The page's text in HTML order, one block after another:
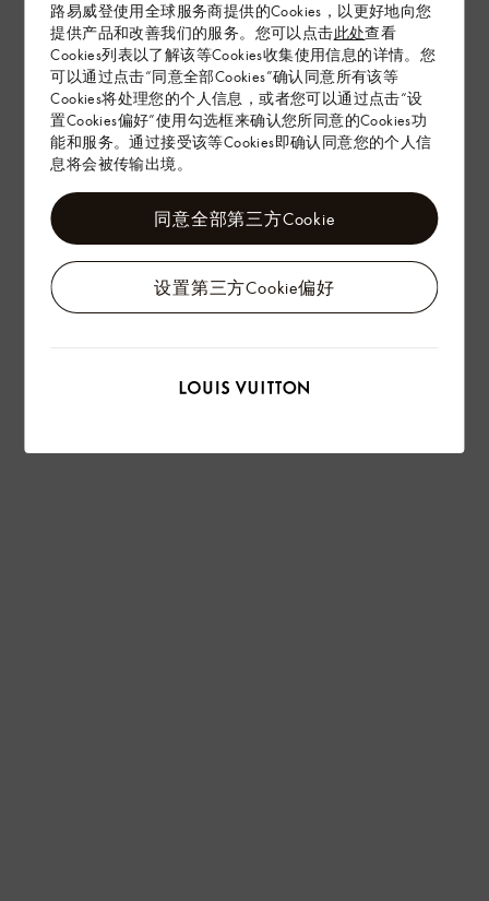
路易威登使用全球服务商提供的Cookies，以更好地向您
提供产品和改善我们的服务。您可以点击此处查看
Cookies列表以了解该等Cookies收集使用信息的详情。您
可以通过点击“同意全部Cookies”确认同意所有该等
Cookies将处理您的个人信息，或者您可以通过点击“设
置Cookies偏好”使用勾选框来确认您所同意的Cookies功
能和服务。通过接受该等Cookies即确认同意您的个人信
息将会被传输出境。
设置第三方Cookie偏好
同意全部第三方Cookie
在专卖店内探索
配送 & 退货
赠礼